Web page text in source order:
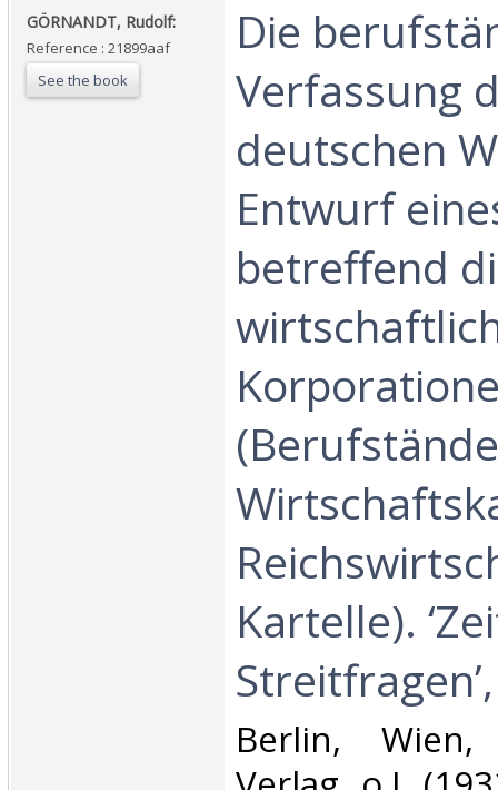
‎GÖRNANDT, Rudolf:‎
Reference : 21899aaf
See the book
‎Die
Verfassung
deutschen
Entwurf
betreffend
Kartelle).
‎Berlin, Wien,